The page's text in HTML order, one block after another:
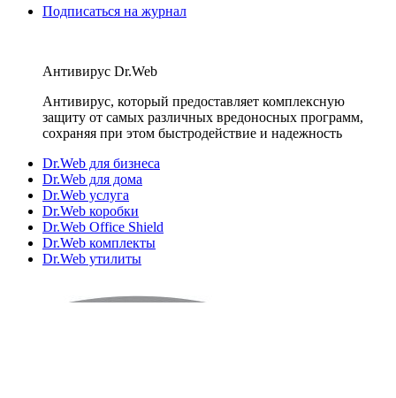
Подписаться на журнал
Антивирус Dr.Web
Антивирус, который предоставляет комплексную
защиту от самых различных вредоносных программ,
сохраняя при этом быстродействие и надежность
Dr.Web для бизнеса
Dr.Web для дома
Dr.Web услуга
Dr.Web коробки
Dr.Web Office Shield
Dr.Web комплекты
Dr.Web утилиты